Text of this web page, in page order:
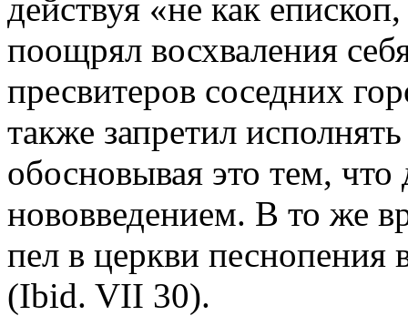
действуя «не как
поощрял восхваления
пресвитеров соседних
также запретил
обосновывая это тем, что
нововведением. В то же
пел в церкви песнопения
(Ibid. VII 30).